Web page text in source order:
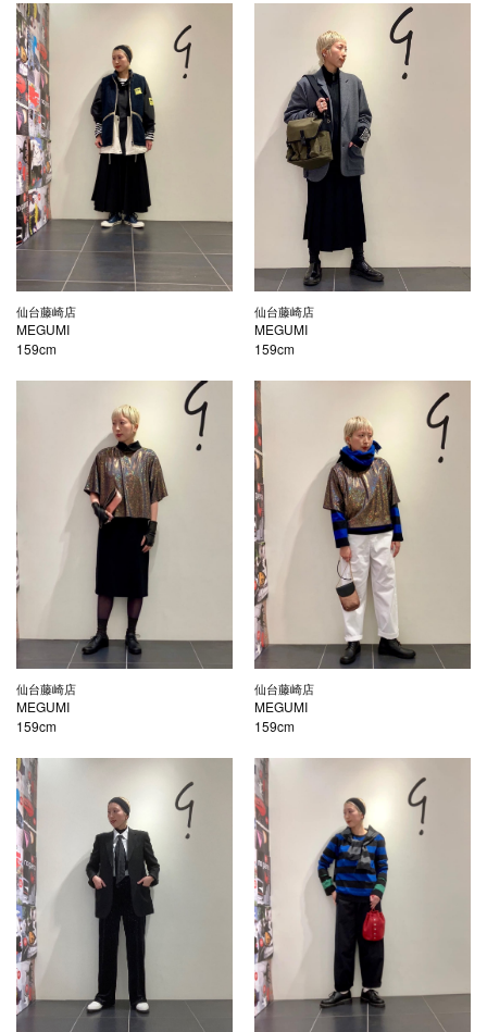
仙台藤崎店
MEGUMI
159cm
仙台藤崎店
MEGUMI
159cm
仙台藤崎店
MEGUMI
159cm
仙台藤崎店
MEGUMI
159cm